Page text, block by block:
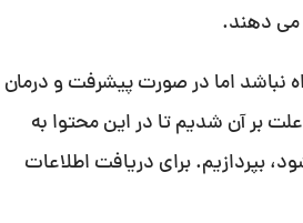
می دهند.
نباشد اما در صورت پیشرفت و درمان
آن شدیم تا در این محتوا به
بپردازیم. برای دریافت اطلاعات